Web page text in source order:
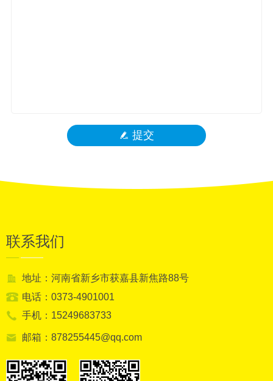
提交
联系我们
地址：河南省新乡市获嘉县新焦路88号
电话：0373-4901001
手机：15249683733
邮箱：878255445@qq.com